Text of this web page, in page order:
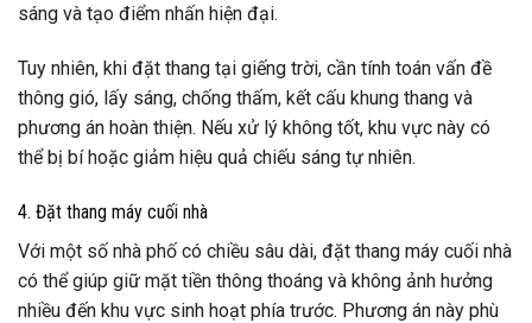
sáng và tạo điểm nhấn hiện đại.
Tuy nhiên, khi đặt thang tại giếng trời, cần tính toán vấn đề
thông gió, lấy sáng, chống thấm, kết cấu khung thang và
phương án hoàn thiện. Nếu xử lý không tốt, khu vực này có
thể bị bí hoặc giảm hiệu quả chiếu sáng tự nhiên.
4. Đặt thang máy cuối nhà
Với một số nhà phố có chiều sâu dài, đặt thang máy cuối nhà
có thể giúp giữ mặt tiền thông thoáng và không ảnh hưởng
nhiều đến khu vực sinh hoạt phía trước. Phương án này phù